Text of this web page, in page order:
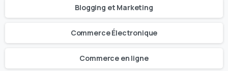
Blogging et Marketing
Commerce Électronique
Commerce en ligne